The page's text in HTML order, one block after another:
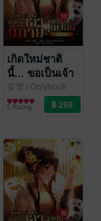
เกิดใหม่ชาติ
นี้… ขอเป็นเจ้า
นิกายมาไลฟ์สด
เล่ม 13
妄雪 / Onlybook
นิยายแฟนตาซี
5 Rating